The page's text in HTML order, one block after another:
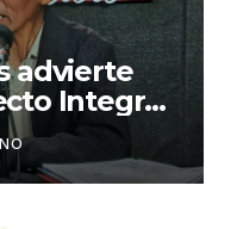
advierte
Integral
para